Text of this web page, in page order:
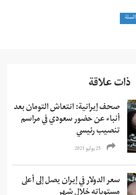
العملة
ذات علاقة
صحف إيرانية: انتعاش التومان بعد
أنباء عن حضور سعودي في مراسم
تنصيب رئيسي
25 يوليو 2021
سعر الدولار في إيران يصل إلى أعلى